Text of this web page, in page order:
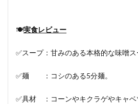
🍽実食レビュー
✅スープ：甘みのある本格的な味噌ス
✅麺 ：コシのある5分麺。
✅具材 ：コーンやキクラゲやキャベ